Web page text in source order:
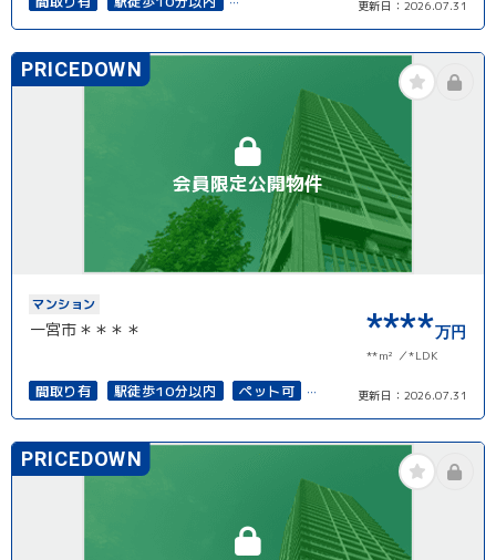
更新日： 2026.07.31
会員限定公開物件
PRICEDOWN
マンション
一宮市＊＊＊＊ ****万円
**m² *LDK
間取り有 駅徒歩10分以内
ペット可
更新日： 2026.07.31
PRICEDOWN